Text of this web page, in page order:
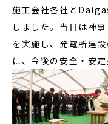
施工会社各社と
しました。当日は神
を実施し、発電所建
に、今後の安全・安